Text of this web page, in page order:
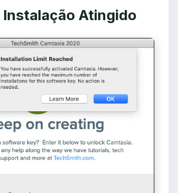
Instalação Atingido